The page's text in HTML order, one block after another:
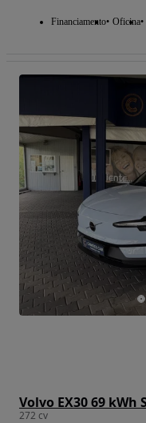
Financiamento Oficina
272 cv